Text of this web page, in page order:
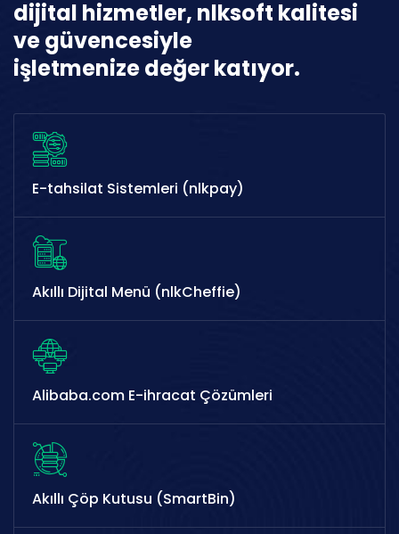
dijital hizmetler, nlksoft kalitesi
ve güvencesiyle
işletmenize değer katıyor.
E-tahsilat Sistemleri (nlkpay)
Akıllı Dijital Menü (nlkCheffie)
Alibaba.com E-ihracat Çözümleri
Akıllı Çöp Kutusu (SmartBin)